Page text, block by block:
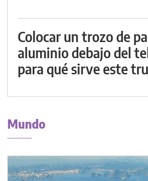
Colocar un trozo de
aluminio debajo del
para qué sirve este
Mundo